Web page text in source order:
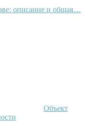
описание и общая…
Объект